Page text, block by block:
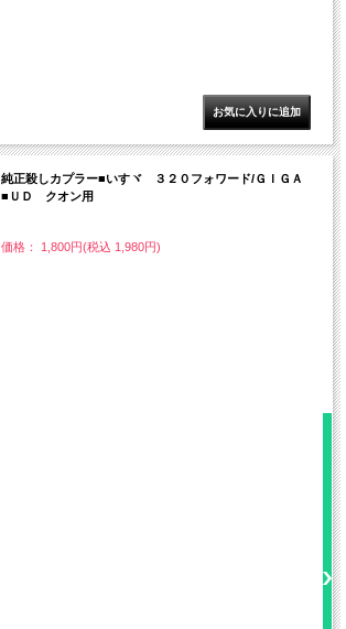
純正殺しカプラー■いすヾ ３２０フォワード/ＧＩＧＡ
■ＵＤ クオン用
価格： 1,800円(税込 1,980円)